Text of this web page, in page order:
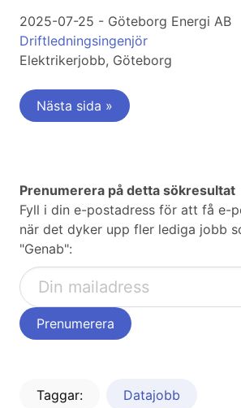
2025-07-25 - Göteborg Energi AB
Driftledningsingenjör
Elektrikerjobb, Göteborg
Nästa sida »
Prenumerera på detta sökresultat
Fyll i din e-postadress för att få e-
när det dyker upp fler lediga jobb
"Genab":
Taggar: Datajobb